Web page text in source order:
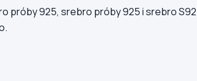
próby 925, srebro próby 925 i srebro